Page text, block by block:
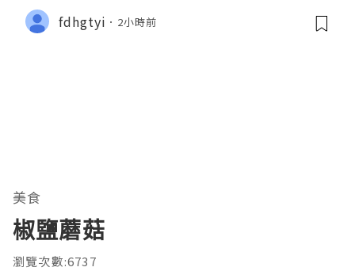
fdhgtyi 2小時前
美食
椒鹽蘑菇
瀏覽次數:6737